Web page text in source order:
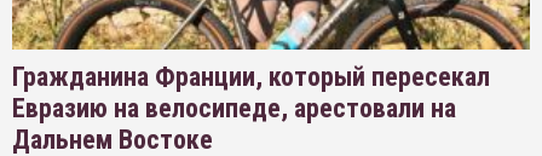
Гражданина Франции, который пересекал
Евразию на велосипеде, арестовали на
Дальнем Востоке